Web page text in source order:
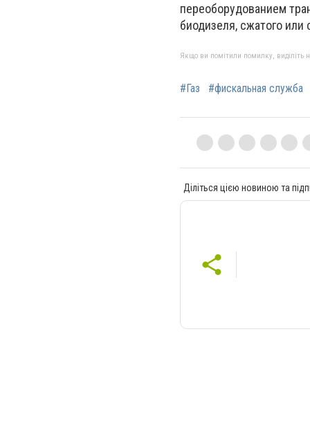
переоборудованием
биодизеля, сжатого или
Якщо ви помітили помилку, виділіть
#Газ #фискальная служба
Діліться цією новиною та